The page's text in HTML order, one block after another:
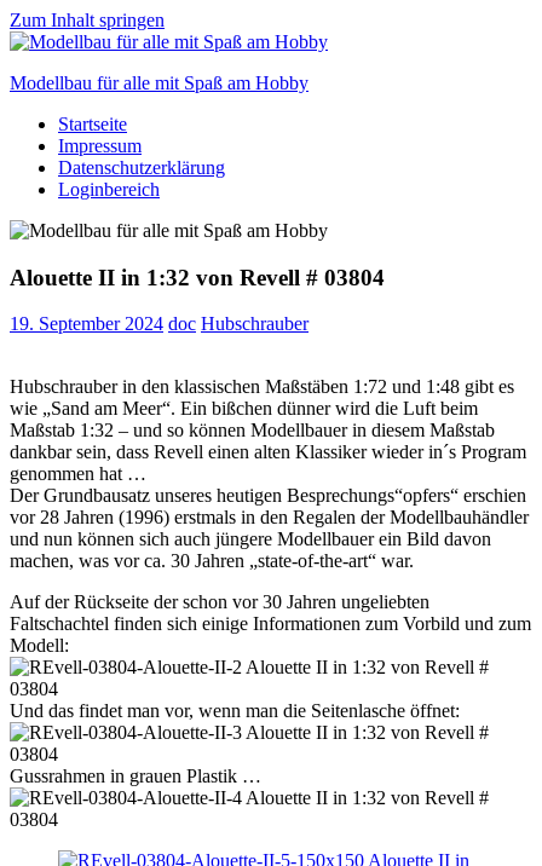
Zum Inhalt springen
Modellbau für alle mit Spaß am Hobby
Scale
modelling
to
Startseite
Impressum
Datenschutzerklärung
Loginbereich
Alouette II in 1:32 von Revell # 03804
19. September 2024 doc Hubschrauber
Hubschrauber in den klassischen Maßstäben 1:72 und 1:48 gibt es
wie „Sand am Meer“. Ein bißchen dünner wird die Luft beim
Maßstab 1:32 – und so können Modellbauer in diesem Maßstab
dankbar sein, dass Revell einen alten Klassiker wieder in´s Program
genommen hat …
Der Grundbausatz unseres heutigen Besprechungs“opfers“ erschien
vor 28 Jahren (1996) erstmals in den Regalen der Modellbauhändler
und nun können sich auch jüngere Modellbauer ein Bild davon
machen, was vor ca. 30 Jahren „state-of-the-art“ war.
Auf der Rückseite der schon vor 30 Jahren ungeliebten
Faltschachtel finden sich einige Informationen zum Vorbild und zum
Modell:
Und das findet man vor, wenn man die Seitenlasche öffnet:
Gussrahmen in grauen Plastik …